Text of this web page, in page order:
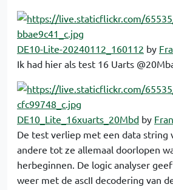
DE10-Lite-20240112_160112 by
Ik had hier als test 16 Uarts
DE10_Lite_16xuarts_20Mbd by
De test verliep met een data string
andere tot ze allemaal doorlopen
herbeginnen. De logic analyser
weer met de ascII decodering van